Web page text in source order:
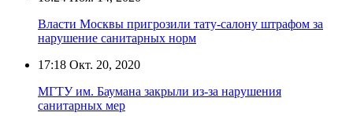
Власти Москвы пригрозили тату-салону штрафом за
нарушение санитарных норм
17:18 Окт. 20, 2020
МГТУ им. Баумана закрыли из-за нарушения
санитарных мер